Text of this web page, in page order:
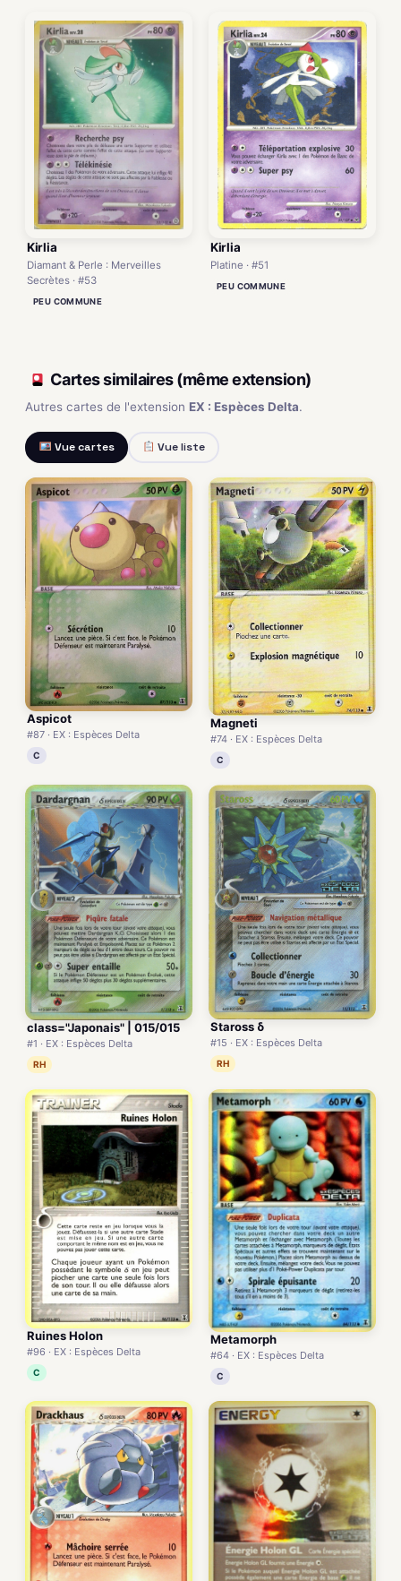
Kirlia
Diamant & Perle : Merveilles
Secrètes · #53
PEU COMMUNE
Kirlia
Platine · #51
PEU COMMUNE
Cartes similaires (même extension)
Autres cartes de l'extension EX : Espèces Delta.
Vue cartes Vue liste
Aspicot
#87 · EX : Espèces Delta
C
Magneti
#74 · EX : Espèces Delta
C
class="Japonais" | 015/015
#1 · EX : Espèces Delta
RH
Staross δ
#15 · EX : Espèces Delta
RH
Ruines Holon
#96 · EX : Espèces Delta
C
Metamorph
#64 · EX : Espèces Delta
C